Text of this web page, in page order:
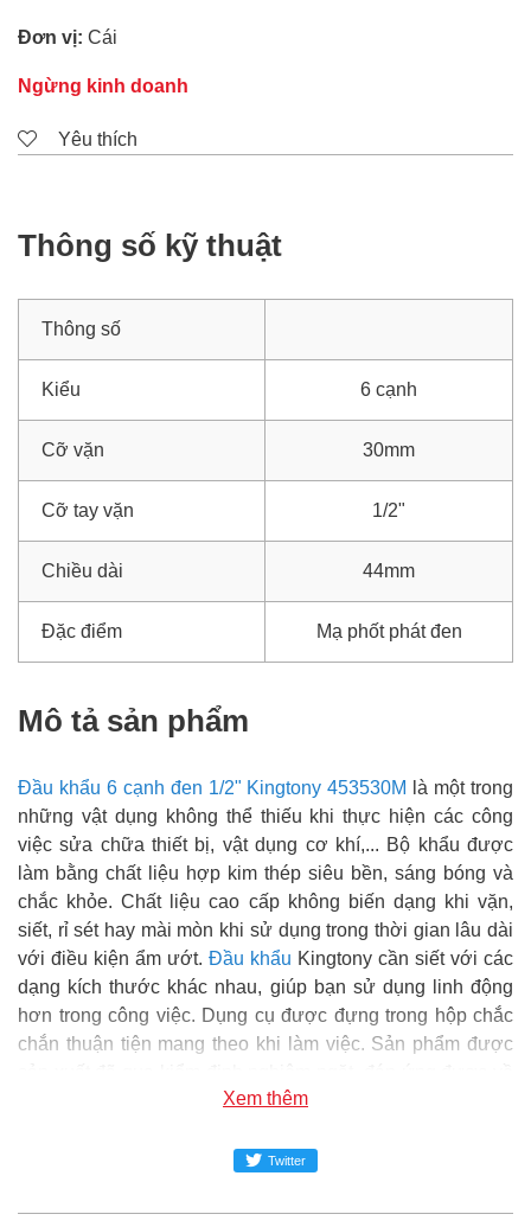
Đơn vị: Cái
Ngừng kinh doanh
Yêu thích
Thông số kỹ thuật
Thông số
Kiểu 6 cạnh
Cỡ vặn 30mm
Cỡ tay vặn 1/2"
Chiều dài 44mm
Đặc điểm Mạ phốt phát đen
Mô tả sản phẩm
Đầu khẩu 6 cạnh đen 1/2" Kingtony 453530M
là một trong
những vật dụng không thể thiếu khi thực hiện các công
việc sửa chữa thiết bị, vật dụng cơ khí,... Bộ khẩu được
làm bằng chất liệu hợp kim thép siêu bền, sáng bóng và
chắc khỏe. Chất liệu cao cấp không biến dạng khi vặn,
siết, rỉ sét hay mài mòn khi sử dụng trong thời gian lâu dài
với điều kiện ẩm ướt. Đầu khẩu Kingtony cần siết với các
dạng kích thước khác nhau, giúp bạn sử dụng linh động
hơn trong công việc. Dụng cụ được đựng trong hộp chắc
chắn thuận tiện mang theo khi làm việc. Sản phẩm được
tiêu chuẩn kỹ thuật, chất lượng đảm bảo và an toàn trong
phân phối và cung cấp sản phẩm Đầu khẩu 6
Xem thêm
Twitter